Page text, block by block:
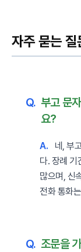
자주 묻는
Q. 부고 문
요?
A.
네, 부
다. 장례 기
많으며, 신
전화 통화
Q. 조문을